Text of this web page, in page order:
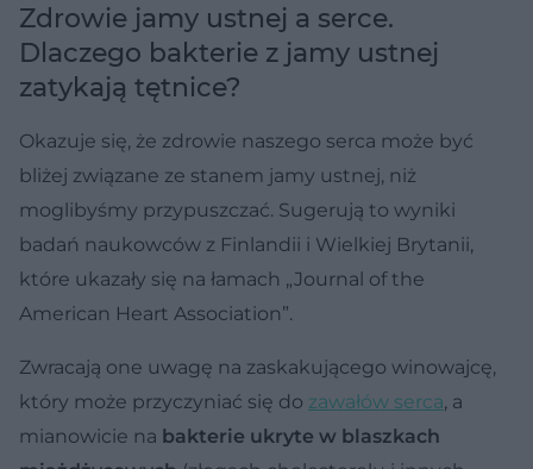
Zdrowie jamy ustnej a serce.
Dlaczego bakterie z jamy ustnej
zatykają tętnice?
Okazuje się, że zdrowie naszego serca może być
bliżej związane ze stanem jamy ustnej, niż
moglibyśmy przypuszczać. Sugerują to wyniki
badań naukowców z Finlandii i Wielkiej Brytanii,
które ukazały się na łamach „Journal of the
American Heart Association”.
Zwracają one uwagę na zaskakującego winowajcę,
który może przyczyniać się do zawałów serca, a
mianowicie na bakterie ukryte w blaszkach